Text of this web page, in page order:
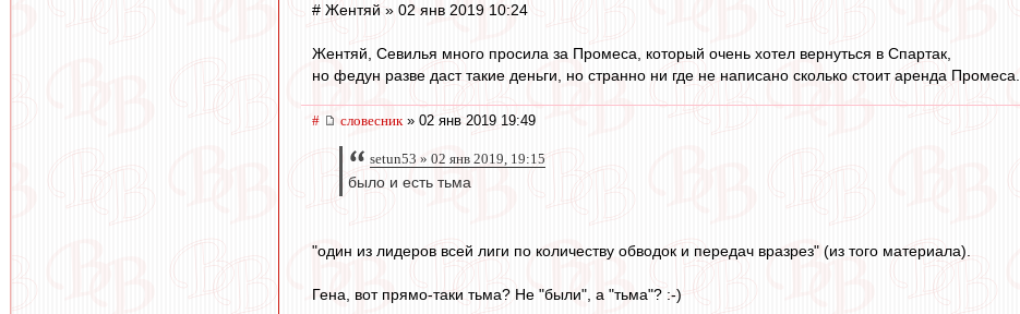
# Жентяй » 02 янв 2019 10:24
Жентяй, Севилья много просила за Промеса, который очень хотел вернуться в Спартак,
но федун разве даст такие деньги, но странно ни где не написано сколько стоит аренда Промеса.
# словесник» 02 янв 2019 19:49
setun53 » 02 янв 2019, 19:15
было и есть тьма
"один из лидеров всей лиги по количеству обводок и передач вразрез" (из того материала).
Гена, вот прямо-таки тьма? Не "были", а "тьма"? :-)